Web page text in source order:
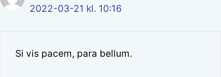
2022-03-21 kl. 10:16
Si vis pacem, para bellum.